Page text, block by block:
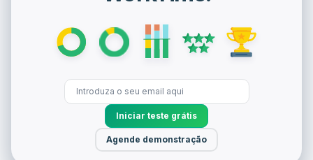
Iniciar teste grátis
Agende demonstração